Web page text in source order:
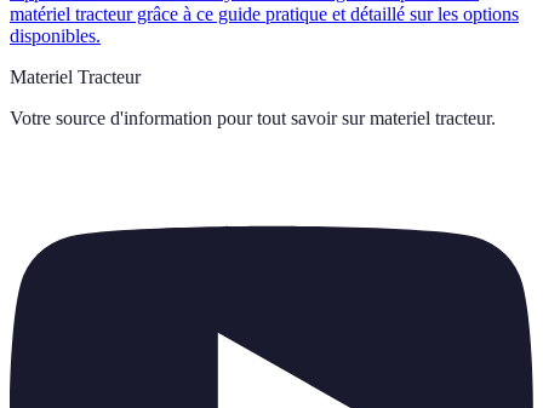
matériel tracteur grâce à ce guide pratique et détaillé sur les options
disponibles.
Materiel Tracteur
Votre source d'information pour tout savoir sur materiel tracteur.